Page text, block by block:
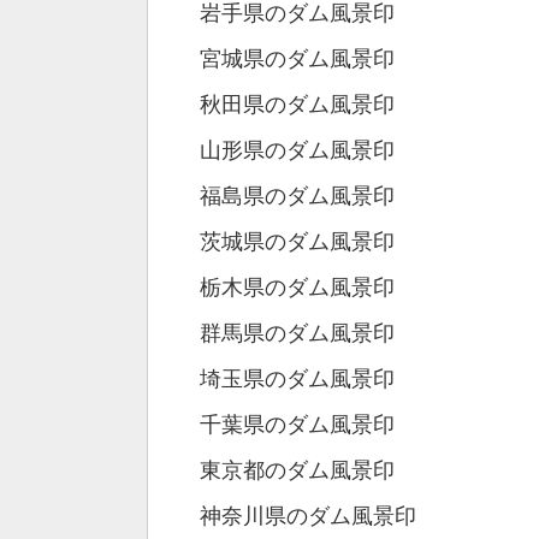
岩手県のダム風景印
宮城県のダム風景印
秋田県のダム風景印
山形県のダム風景印
福島県のダム風景印
茨城県のダム風景印
栃木県のダム風景印
群馬県のダム風景印
埼玉県のダム風景印
千葉県のダム風景印
東京都のダム風景印
神奈川県のダム風景印